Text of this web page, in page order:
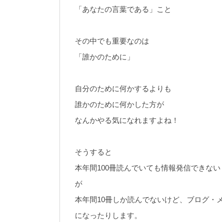
「あなたの言葉である」こと
その中でも重要なのは
「誰かのために」
自分のために何かするよりも
誰かのために何かした方が
なんかやる気になれますよね！
そうすると
本年間100冊読んでいても情報発信できない
が
本年間10冊しか読んでないけど、ブログ・
になったりします。